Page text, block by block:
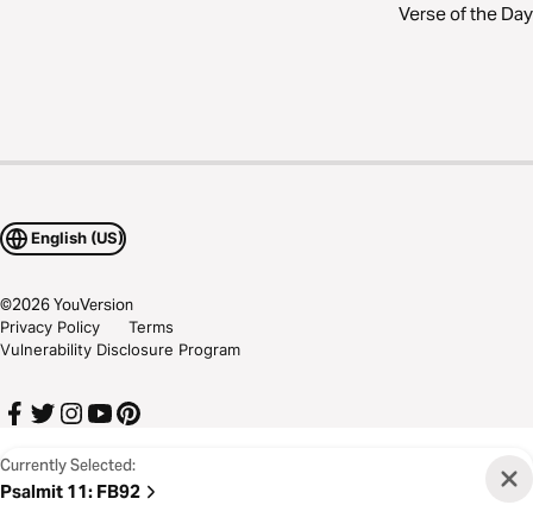
Currently Selected:
Psalmit 11: FB92
Verse of the Day
English (US)
©2026YouVersion
Privacy Policy
Terms
Vulnerability Disclosure Program